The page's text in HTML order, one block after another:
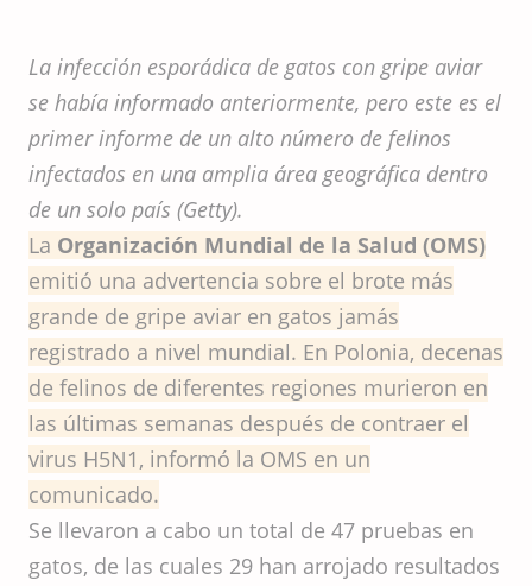
La infección esporádica de gatos con gripe aviar
se había informado anteriormente, pero este es el
primer informe de un alto número de felinos
infectados en una amplia área geográfica dentro
de un solo país (Getty).
La Organización Mundial de la Salud (OMS)
emitió una advertencia sobre el brote más
grande de gripe aviar en gatos jamás
registrado a nivel mundial. En Polonia, decenas
de felinos de diferentes regiones murieron en
las últimas semanas después de contraer el
virus H5N1, informó la OMS en un
comunicado.
Se llevaron a cabo un total de 47 pruebas en
gatos, de las cuales 29 han arrojado resultados